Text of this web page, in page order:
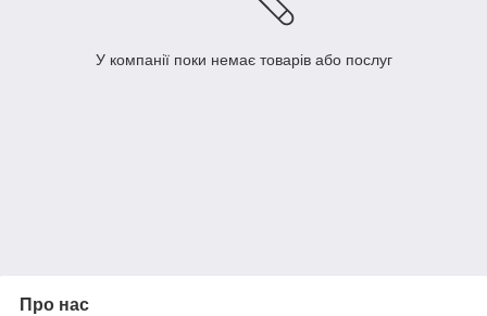
У компанії поки немає товарів або послуг
Про нас